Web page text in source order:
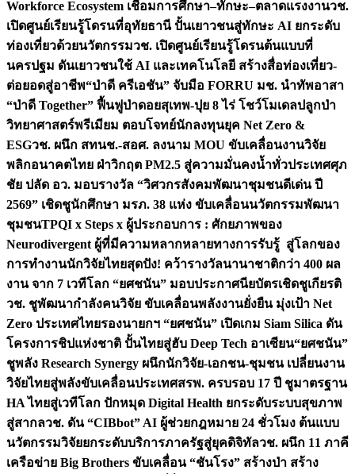
Workforce Ecosystem เชื่อมการศึกษา–ทักษะ–ตลาดแรงงานวช.
เปิดศูนย์เรียนรู้โดรนที่อุทัยธานี ปั้นเยาวชนสู่ทักษะ AI ยกระดับ
ท่องเที่ยวด้วยนวัตกรรมวช. เปิดศูนย์เรียนรู้โดรนต้นแบบที่
นครปฐม ดันเยาวชนใช้ AI และเทคโนโลยี สร้างสื่อท่องเที่ยว-
ต่อยอดสู่อาชีพ“ป่าดี ครีเอชัน” จับมือ FORRU มช. นำทัพอาสา
“ป่าดี Together” ฟื้นฟูป่าดอยสุเทพ-ปุย 8 ไร่ โชว์โมเดลปลูกป่า
วิทยาศาสตร์พรีเมียม ตอบโจทย์นักลงทุนยุค Net Zero &
ESGวช. ผนึก สทนช.-สอศ. ลงนาม MOU ขับเคลื่อนงานวิจัย
พลิกอนาคตไทย ฝ่าวิกฤต PM2.5 สู่ความมั่นคงน้ำทั่วประเทศศุภ
ชัย ปลัด อว. มอบรางวัล “วิศวกรสังคมพัฒนาชุมชนดีเด่น ปี
2569” เชิดชูนักศึกษา มรภ. 38 แห่ง ขับเคลื่อนนวัตกรรมพัฒนา
ชุมชนTPQI x Steps x ผู้ประกอบการ : ศักยภาพของ
Neurodivergent ผู้ที่มีความหลากหลายทางการรับรู้ สู่โลกของ
การทำงานนักวิจัยไทยสุดปัง! คว้ารางวัลนานาชาติกว่า 400 ผล
งาน จาก 7 เวทีโลก “ยศชนัน” มอบประกาศนียบัตรเชิดชูเกียรติ
วช. ชูพัฒนากำลังคนวิจัย ขับเคลื่อนพลังงานยั่งยืน มุ่งเป้า Net
Zero ประเทศไทยรองนายกฯ “ยศชนัน” เปิดเกม Siam Silica ดัน
โครงการชิปแห่งชาติ ปั้นไทยสู่ฮับ Deep Tech อาเซียน“ยศชนัน”
ชูพลัง Research Synergy ผนึกนักวิจัย-เอกชน-ชุมชน เปลี่ยนงาน
วิจัยไทยสู่พลังขับเคลื่อนประเทศสรพ. ครบรอบ 17 ปี ชูมาตรฐาน
HA ไทยสู่เวทีโลก ปักหมุด Digital Health ยกระดับระบบสุขภาพ
สู่สากลวช. ดัน “CIBbot” AI ผู้ช่วยกฎหมาย 24 ชั่วโมง ต้นแบบ
นวัตกรรมวิจัยยกระดับบริการภาครัฐสู่ยุคดิจิทัลวช. ผนึก 11 ภาคี
เครือข่าย Big Brothers ขับเคลื่อน “ชันโรง” สร้างป่า สร้าง